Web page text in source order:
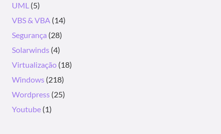
UML (5)
VBS & VBA (14)
Segurança (28)
Solarwinds (4)
Virtualização (18)
Windows (218)
Wordpress (25)
Youtube (1)